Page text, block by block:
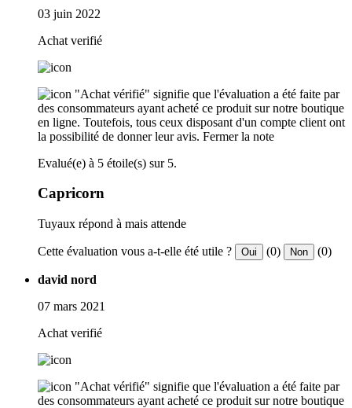
03 juin 2022
Achat verifié
"Achat vérifié" signifie que l'évaluation a été faite par
des consommateurs ayant acheté ce produit sur notre boutique
en ligne. Toutefois, tous ceux disposant d'un compte client ont
la possibilité de donner leur avis. Fermer la note
Evalué(e) à 5 étoile(s) sur 5.
Capricorn
Tuyaux répond à mais attende
Cette évaluation vous a-t-elle été utile ? Oui (0) Non (0)
david nord
07 mars 2021
Achat verifié
"Achat vérifié" signifie que l'évaluation a été faite par
des consommateurs ayant acheté ce produit sur notre boutique